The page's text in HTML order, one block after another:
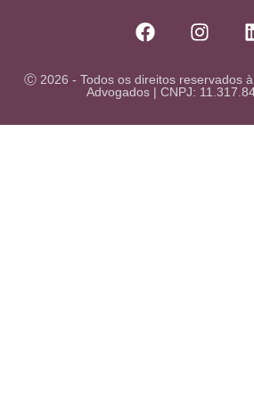
Ⓒ 2026 - Todos os direitos reservados
Advogados | CNPJ: